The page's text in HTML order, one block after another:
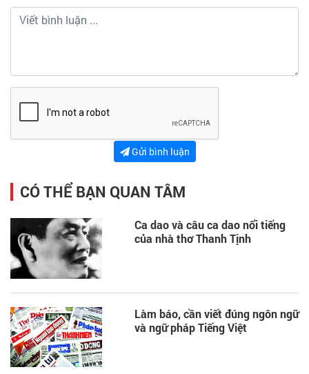
Gửi bình luận
CÓ THỂ BẠN QUAN TÂM
Ca dao và câu ca dao nổi tiếng
của nhà thơ Thanh Tịnh
Làm báo, cần viết đúng ngôn ngữ
và ngữ pháp Tiếng Việt